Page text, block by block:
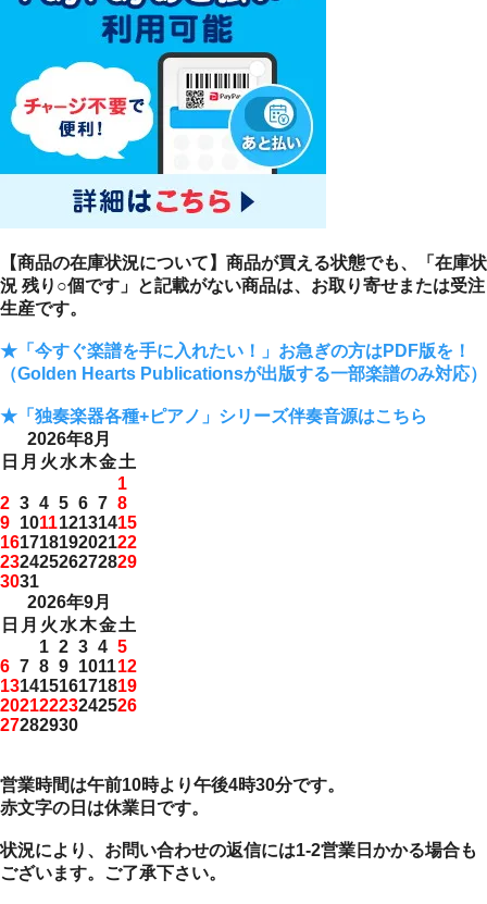
【商品の在庫状況について】商品が買える状態でも、「在庫状
況 残り○個です」と記載がない商品は、お取り寄せまたは受注
生産です。
★「今すぐ楽譜を手に入れたい！」お急ぎの方はPDF版を！
（Golden Hearts Publicationsが出版する一部楽譜のみ対応）
★「独奏楽器各種+ピアノ」シリーズ伴奏音源はこちら
2026年8月
日 月 火 水木金土
1
2 3 4 5 6 7 8
9 101112131415
16171819202122
23242526272829
3031
2026年9月
日 月 火 水木金土
1 2 3 4 5
6 7 8 9 101112
13141516171819
20212223242526
27282930
営業時間は午前10時より午後4時30分です。
赤文字の日は休業日です。
状況により、お問い合わせの返信には1-2営業日かかる場合も
ございます。ご了承下さい。